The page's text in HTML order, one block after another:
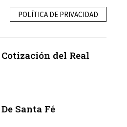
POLÍTICA DE PRIVACIDAD
Cotización del Real
Santa Fé